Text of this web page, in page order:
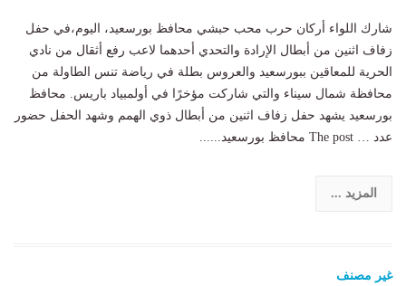
شارك اللواء أركان حرب محب حبشي محافظ بورسعيد، اليوم،في حفل
زفاف اثنين من أبطال الإرادة والتحدي أحدهما لاعب رفع أثقال من نادي
الحرية للمعاقين ببورسعيد والعروس بطلة في رياضة تنس الطاولة من
محافظة شمال سيناء والتي شاركت مؤخرًا في أولمبياد باريس. محافظ
بورسعيد يشهد حفل زفاف اثنين من أبطال ذوي الهمم وشهد الحفل حضور
عدد … The post محافظ بورسعيد......
المزيد ...
غير مصنف